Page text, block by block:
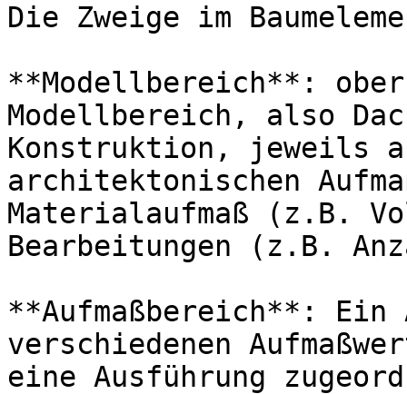
Die Zweige im
**Modellbereich**:
Modellbereich, also
Konstruktion, jeweils
architektonischen
Materialaufmaß (z.B.
Bearbeitungen (z.B.
**Aufmaßbereich**: Ein
verschiedenen
eine Ausführung